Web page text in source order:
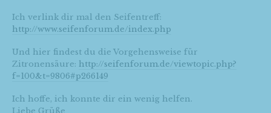
Ich verlink dir mal den Seifentreff:
http://www.seifenforum.de/index.php
Und hier findest du die Vorgehensweise für
Zitronensäure: http://seifenforum.de/viewtopic.php?
f=100&t=9806#p266149
Ich hoffe, ich konnte dir ein wenig helfen.
Liebe Grüße